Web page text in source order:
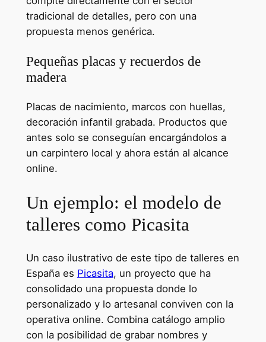
tradicional de detalles, pero con una
propuesta menos genérica.
Pequeñas placas y recuerdos de
madera
Placas de nacimiento, marcos con huellas,
decoración infantil grabada. Productos que
antes solo se conseguían encargándolos a
un carpintero local y ahora están al alcance
online.
Un ejemplo: el modelo de
talleres como Picasita
Un caso ilustrativo de este tipo de talleres en
España es Picasita, un proyecto que ha
consolidado una propuesta donde lo
personalizado y lo artesanal conviven con la
operativa online. Combina catálogo amplio
con la posibilidad de grabar nombres y